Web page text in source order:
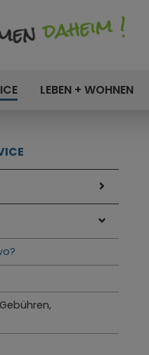
LEBEN + WOHNEN